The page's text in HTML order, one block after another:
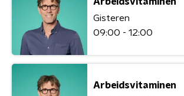
Gisteren
09:00 - 12:00
Arbeidsvitaminen